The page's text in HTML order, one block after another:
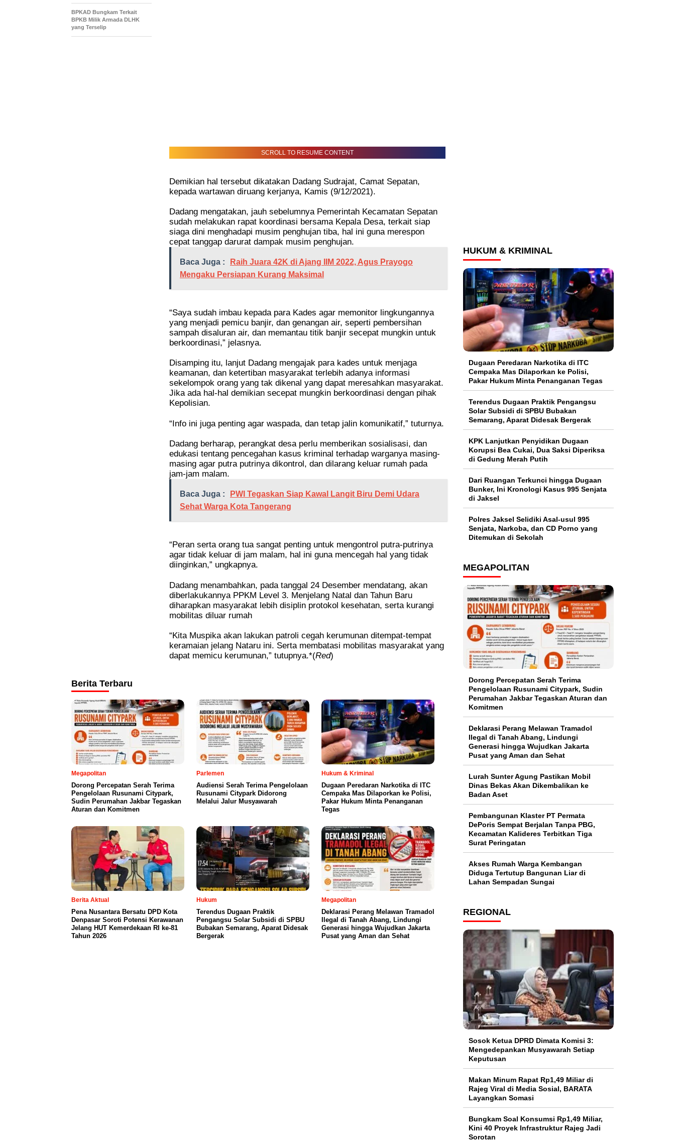
SCROLL TO RESUME CONTENT
Demikian hal tersebut dikatakan Dadang Sudrajat, Camat Sepatan,
kepada wartawan diruang kerjanya, Kamis (9/12/2021).
Dadang mengatakan, jauh sebelumnya Pemerintah Kecamatan Sepatan
sudah melakukan rapat koordinasi bersama Kepala Desa, terkait siap
siaga dini menghadapi musim penghujan tiba, hal ini guna merespon
cepat tanggap darurat dampak musim penghujan.
Baca Juga :
Raih Juara 42K di Ajang IIM 2022, Agus Prayogo
Mengaku Persiapan Kurang Maksimal
“Saya sudah imbau kepada para Kades agar memonitor lingkungannya
yang menjadi pemicu banjir, dan genangan air, seperti pembersihan
sampah disaluran air, dan memantau titik banjir secepat mungkin untuk
berkoordinasi,” jelasnya.
Disamping itu, lanjut Dadang mengajak para kades untuk menjaga
keamanan, dan ketertiban masyarakat terlebih adanya informasi
sekelompok orang yang tak dikenal yang dapat meresahkan masyarakat.
Jika ada hal-hal demikian secepat mungkin berkoordinasi dengan pihak
Kepolisian.
“Info ini juga penting agar waspada, dan tetap jalin komunikatif,” tuturnya.
Dadang berharap, perangkat desa perlu memberikan sosialisasi, dan
edukasi tentang pencegahan kasus kriminal terhadap warganya masing-
masing agar putra putrinya dikontrol, dan dilarang keluar rumah pada
jam-jam malam.
Baca Juga :
PWI Tegaskan Siap Kawal Langit Biru Demi Udara
Sehat Warga Kota Tangerang
“Peran serta orang tua sangat penting untuk mengontrol putra-putrinya
agar tidak keluar di jam malam, hal ini guna mencegah hal yang tidak
diinginkan,” ungkapnya.
Dadang menambahkan, pada tanggal 24 Desember mendatang, akan
diberlakukannya PPKM Level 3. Menjelang Natal dan Tahun Baru
diharapkan masyarakat lebih disiplin protokol kesehatan, serta kurangi
mobilitas diluar rumah
“Kita Muspika akan lakukan patroli cegah kerumunan ditempat-tempat
keramaian jelang Nataru ini. Serta membatasi mobilitas masyarakat yang
dapat memicu kerumunan,” tutupnya.*(Red)
BPKAD Bungkam Terkait
BPKB Milik Armada DLHK
yang Terselip
Berita Terbaru
Megapolitan
Dorong Percepatan Serah Terima
Pengelolaan Rusunami Citypark,
Sudin Perumahan Jakbar Tegaskan
Aturan dan Komitmen
Parlemen
Audiensi Serah Terima Pengelolaan
Rusunami Citypark Didorong
Melalui Jalur Musyawarah
Hukum & Kriminal
Dugaan Peredaran Narkotika di ITC
Cempaka Mas Dilaporkan ke Polisi,
Pakar Hukum Minta Penanganan
Tegas
Berita Aktual
Pena Nusantara Bersatu DPD Kota
Denpasar Soroti Potensi Kerawanan
Jelang HUT Kemerdekaan RI ke-81
Tahun 2026
Hukum
Terendus Dugaan Praktik
Pengangsu Solar Subsidi di SPBU
Bubakan Semarang, Aparat Didesak
Bergerak
Megapolitan
Deklarasi Perang Melawan Tramadol
Ilegal di Tanah Abang, Lindungi
Generasi hingga Wujudkan Jakarta
Pusat yang Aman dan Sehat
HUKUM & KRIMINAL
Dugaan Peredaran Narkotika di ITC
Cempaka Mas Dilaporkan ke Polisi,
Pakar Hukum Minta Penanganan Tegas
Terendus Dugaan Praktik Pengangsu
Solar Subsidi di SPBU Bubakan
Semarang, Aparat Didesak Bergerak
KPK Lanjutkan Penyidikan Dugaan
Korupsi Bea Cukai, Dua Saksi Diperiksa
di Gedung Merah Putih
Dari Ruangan Terkunci hingga Dugaan
Bunker, Ini Kronologi Kasus 995 Senjata
di Jaksel
Polres Jaksel Selidiki Asal-usul 995
Senjata, Narkoba, dan CD Porno yang
Ditemukan di Sekolah
MEGAPOLITAN
Dorong Percepatan Serah Terima
Pengelolaan Rusunami Citypark, Sudin
Perumahan Jakbar Tegaskan Aturan dan
Komitmen
Deklarasi Perang Melawan Tramadol
Ilegal di Tanah Abang, Lindungi
Generasi hingga Wujudkan Jakarta
Pusat yang Aman dan Sehat
Lurah Sunter Agung Pastikan Mobil
Dinas Bekas Akan Dikembalikan ke
Badan Aset
Pembangunan Klaster PT Permata
DePoris Sempat Berjalan Tanpa PBG,
Kecamatan Kalideres Terbitkan Tiga
Surat Peringatan
Akses Rumah Warga Kembangan
Diduga Tertutup Bangunan Liar di
Lahan Sempadan Sungai
REGIONAL
Sosok Ketua DPRD Dimata Komisi 3:
Mengedepankan Musyawarah Setiap
Keputusan
Makan Minum Rapat Rp1,49 Miliar di
Rajeg Viral di Media Sosial, BARATA
Layangkan Somasi
Bungkam Soal Konsumsi Rp1,49 Miliar,
Kini 40 Proyek Infrastruktur Rajeg Jadi
Sorotan